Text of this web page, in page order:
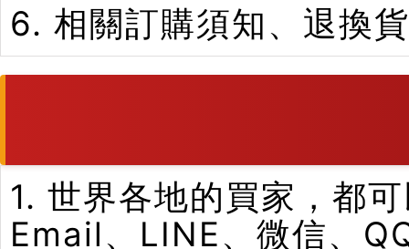
6. 相關訂購須知、退換
1. 世界各地的買家，都
Email、LINE、微信、